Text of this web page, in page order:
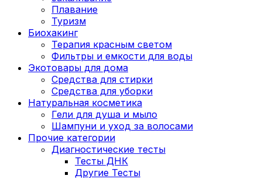
Плавание
Туризм
Биохакинг
Терапия красным светом
Фильтры и емкости для воды
Экотовары для дома
Средства для стирки
Средства для уборки
Натуральная косметика
Гели для душа и мыло
Шампуни и уход за волосами
Прочие категории
Диагностические тесты
Тесты ДНК
Другие Тесты